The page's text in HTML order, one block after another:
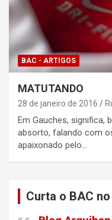
BAC - ARTIGOS
MATUTANDO
28 de janeiro de 2016
Em Gauches, significa,
absorto, falando com
apaixonado pelo…
Curta o BAC